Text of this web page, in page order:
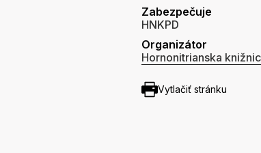
Zabezpečuje
HNKPD
Organizátor
Hornonitrianska
Vytlačiť stránku